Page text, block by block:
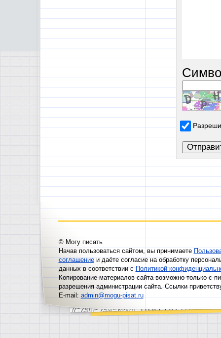
© Могу писать
Начав пользоваться сайтом, вы принимаете
соглашениеи даёте согласие на обработку
данных в соответствии сПолитикой
Копирование материалов сайта возможно только с
разрешения администрации сайта. Ссылки
E-mail:admin@mogu-pisat.ru